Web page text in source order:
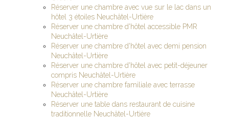
Réserver une chambre avec vue sur le lac dans un
hôtel 3 étoiles Neuchâtel-Urtière
Réserver une chambre d'hôtel accessible PMR
Neuchâtel-Urtière
Réserver une chambre d'hôtel avec demi pension
Neuchâtel-Urtière
Réserver une chambre d'hôtel avec petit-déjeuner
compris Neuchâtel-Urtière
Réserver une chambre familiale avec terrasse
Neuchâtel-Urtière
Réserver une table dans restaurant de cuisine
traditionnelle Neuchâtel-Urtière